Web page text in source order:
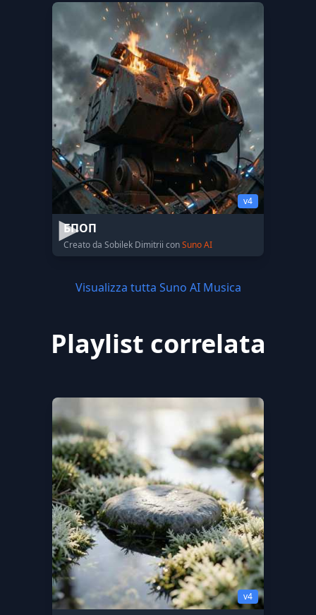
v4
БПОП
Creato da Sobilek Dimitrii conSuno AI
Visualizza tutta Suno AI Musica
Playlist correlata
v4